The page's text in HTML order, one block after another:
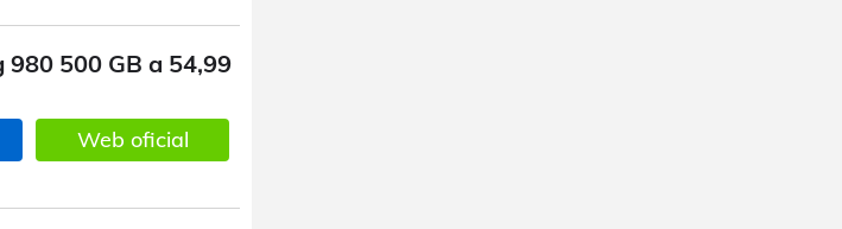
980 500 GB a 54,99
Web oficial